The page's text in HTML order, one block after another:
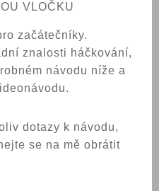
VLOČKU
začátečníky.
znalosti háčkování,
návodu níže a
dotazy k návodu,
se na mě obrátit